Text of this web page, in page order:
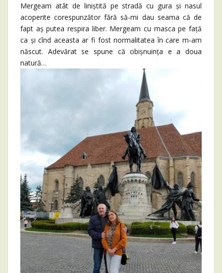
Mergeam atât de liniștită pe stradă cu gura și nasul
acoperite corespunzător fără să-mi dau seama că de
fapt aș putea respira liber. Mergeam cu masca pe față
ca și cînd aceasta ar fi fost normalitatea în care m-am
născut. Adevărat se spune că obișnuința e a doua
natură…